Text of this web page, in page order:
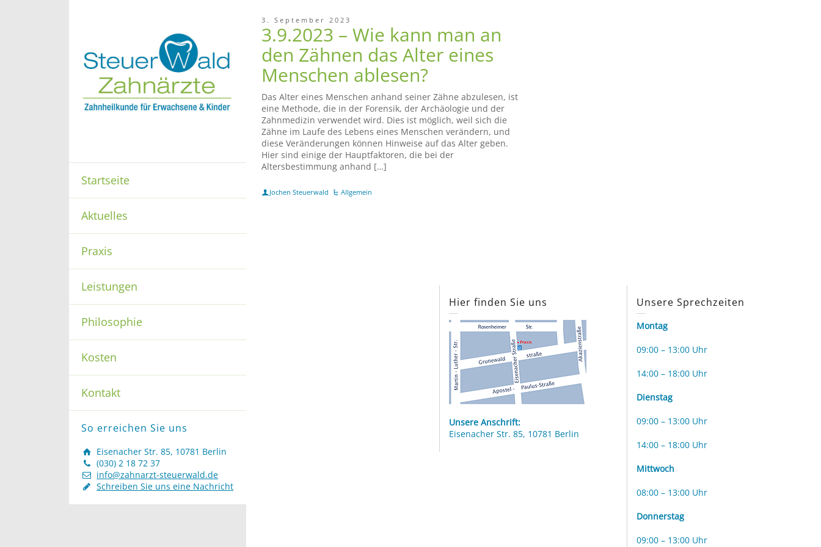
Startseite
Aktuelles
Praxis
Leistungen
Philosophie
Kosten
Kontakt
So erreichen Sie uns
Eisenacher Str. 85, 10781 Berlin
(030) 2 18 72 37
info@zahnarzt-steuerwald.de
Schreiben Sie uns eine Nachricht
3. September 2023
3.9.2023 – Wie kann man an
den Zähnen das Alter eines
Menschen ablesen?
Das Alter eines Menschen anhand seiner Zähne abzulesen, ist
eine Methode, die in der Forensik, der Archäologie und der
Zahnmedizin verwendet wird. Dies ist möglich, weil sich die
Zähne im Laufe des Lebens eines Menschen verändern, und
diese Veränderungen können Hinweise auf das Alter geben.
Hier sind einige der Hauptfaktoren, die bei der
Altersbestimmung anhand […]
Jochen Steuerwald Allgemein
Hier finden Sie uns
Unsere Anschrift:
Eisenacher Str. 85, 10781 Berlin
Unsere Sprechzeiten
Montag
09:00 – 13:00 Uhr
14:00 – 18:00 Uhr
Dienstag
09:00 – 13:00 Uhr
14:00 – 18:00 Uhr
Mittwoch
08:00 – 13:00 Uhr
Donnerstag
09:00 – 13:00 Uhr